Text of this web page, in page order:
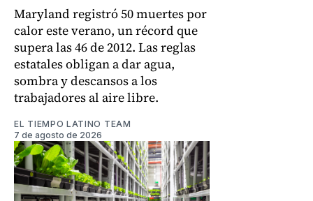
Maryland registró 50 muertes por
calor este verano, un récord que
supera las 46 de 2012. Las reglas
estatales obligan a dar agua,
sombra y descansos a los
trabajadores al aire libre.
EL TIEMPO LATINO TEAM
7 de agosto de 2026